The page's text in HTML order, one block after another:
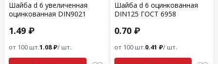
Шайба d 6 увеличенная
оцинкованная DIN9021
1.49 ₽
от 100 шт.1.08 ₽/ шт.
Шайба d 6 оцинкованная
DIN125 ГОСТ 6958
0.70 ₽
от 100 шт.0.41 ₽/ шт.